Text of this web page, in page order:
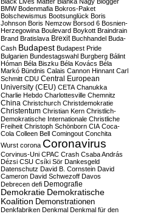
BMW Bodenmafia Bokros-Paket
Bolschewismus Bootsunglück Boris
Johnson Boris Nemzow Borsod 6 Bosnien-
Herzegowina Boulevard Boykott Braindrain
Brand Bratislava Brexit Buchhandel Buda-
Cash Budapest Budapest Pride
Bulgarien Bundestagswahl Burgberg Bálint
Hóman Béla Biszku Béla Kovács Béla
Markó Bündnis Calais Cannon Hinnant Carl
Schmitt CDU Central European
University (CEU) CETA Chanukka
Charlie Hebdo Charlottesville Chemnitz
China Christchurch Christdemokratie
Christentum Christian Kern Christlich-
Demokratische Internationale Christliche
Freiheit Christoph Schönborn CIA Coca-
Cola Colleen Bell Comingout Conchita
Wurst corona Coronavirus
Corvinus-Uni CPAC Crash Csaba András
Dézsi CSU Csíki Sör Dankesgeld
Datenschutz David B. Cornstein David
Cameron David Schwezoff Davos
Debrecen defi Demografie
Demokratie Demokratische
Koalition Demonstrationen
Denkfabriken Denkmal Denkmal für den